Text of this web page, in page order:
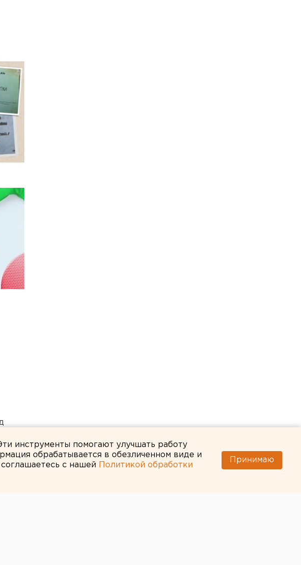
инструменты помогают улучшать работу
обрабатывается в обезличенном виде и
с нашей
Политикой обработки
Принимаю